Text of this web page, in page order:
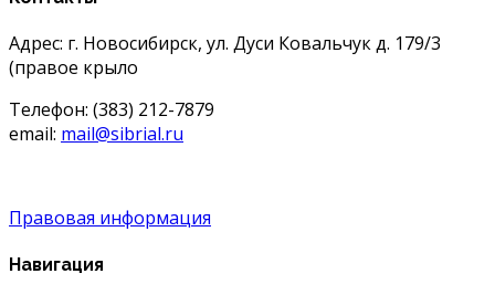
Адрес: г. Новосибирск, ул. Дуси Ковальчук д. 179/3
(правое крыло
Телефон: (383) 212-7879
email: mail@sibrial.ru
Правовая информация
Навигация